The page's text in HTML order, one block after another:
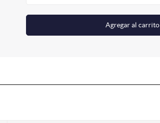
Agregar al carrito